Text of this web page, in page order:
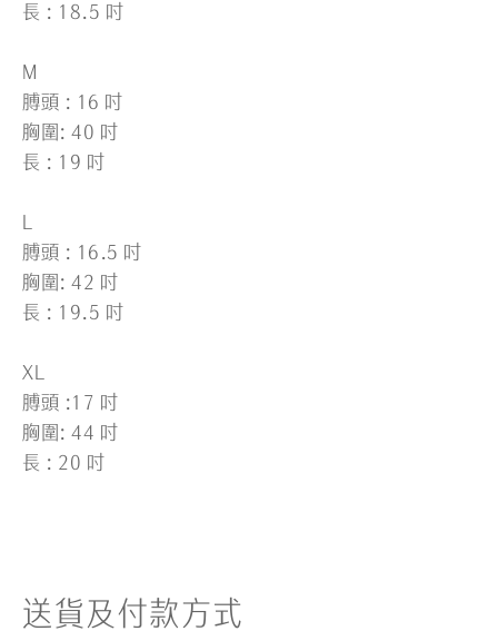
長 : 18.5 吋
M
膊頭 : 16 吋
胸圍: 40 吋
長 : 19 吋
L
膊頭 : 16.5 吋
胸圍: 42 吋
長 : 19.5 吋
XL
膊頭 :17 吋
胸圍: 44 吋
長 : 20 吋
送貨及付款方式